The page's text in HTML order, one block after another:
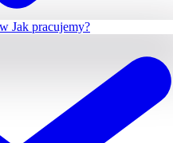
Jak pracujemy?